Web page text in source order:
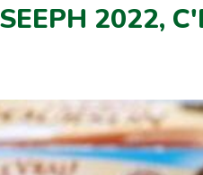
2022,